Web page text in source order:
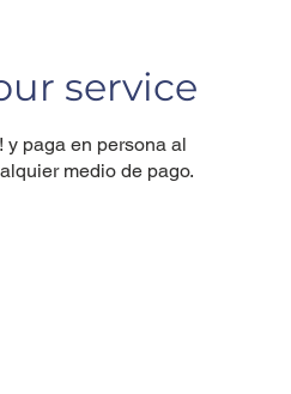
service
y paga en persona al
medio de pago.